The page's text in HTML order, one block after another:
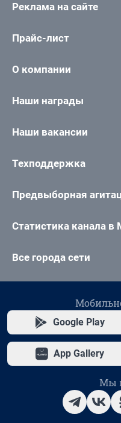
Реклама на сайте
Прайс-лист
О компании
Наши награды
Наши вакансии
Техподдержка
Предвыборная
Статистика канала в
Все города сети
Google Play
App Gallery
Мы